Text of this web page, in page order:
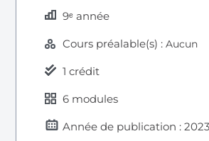
9ᵉ année
Cours préalable(s) : Aucun
1 crédit
6 modules
Année de publication : 2023